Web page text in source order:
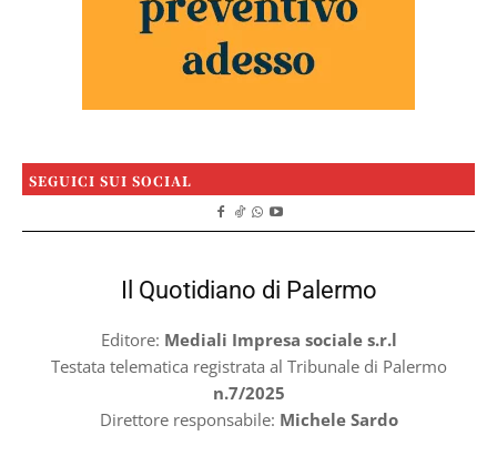
SEGUICI SUI SOCIAL
Il Quotidiano di Palermo
Editore: Mediali Impresa sociale s.r.l
Testata telematica registrata al Tribunale di Palermo
n.7/2025
Direttore responsabile: Michele Sardo